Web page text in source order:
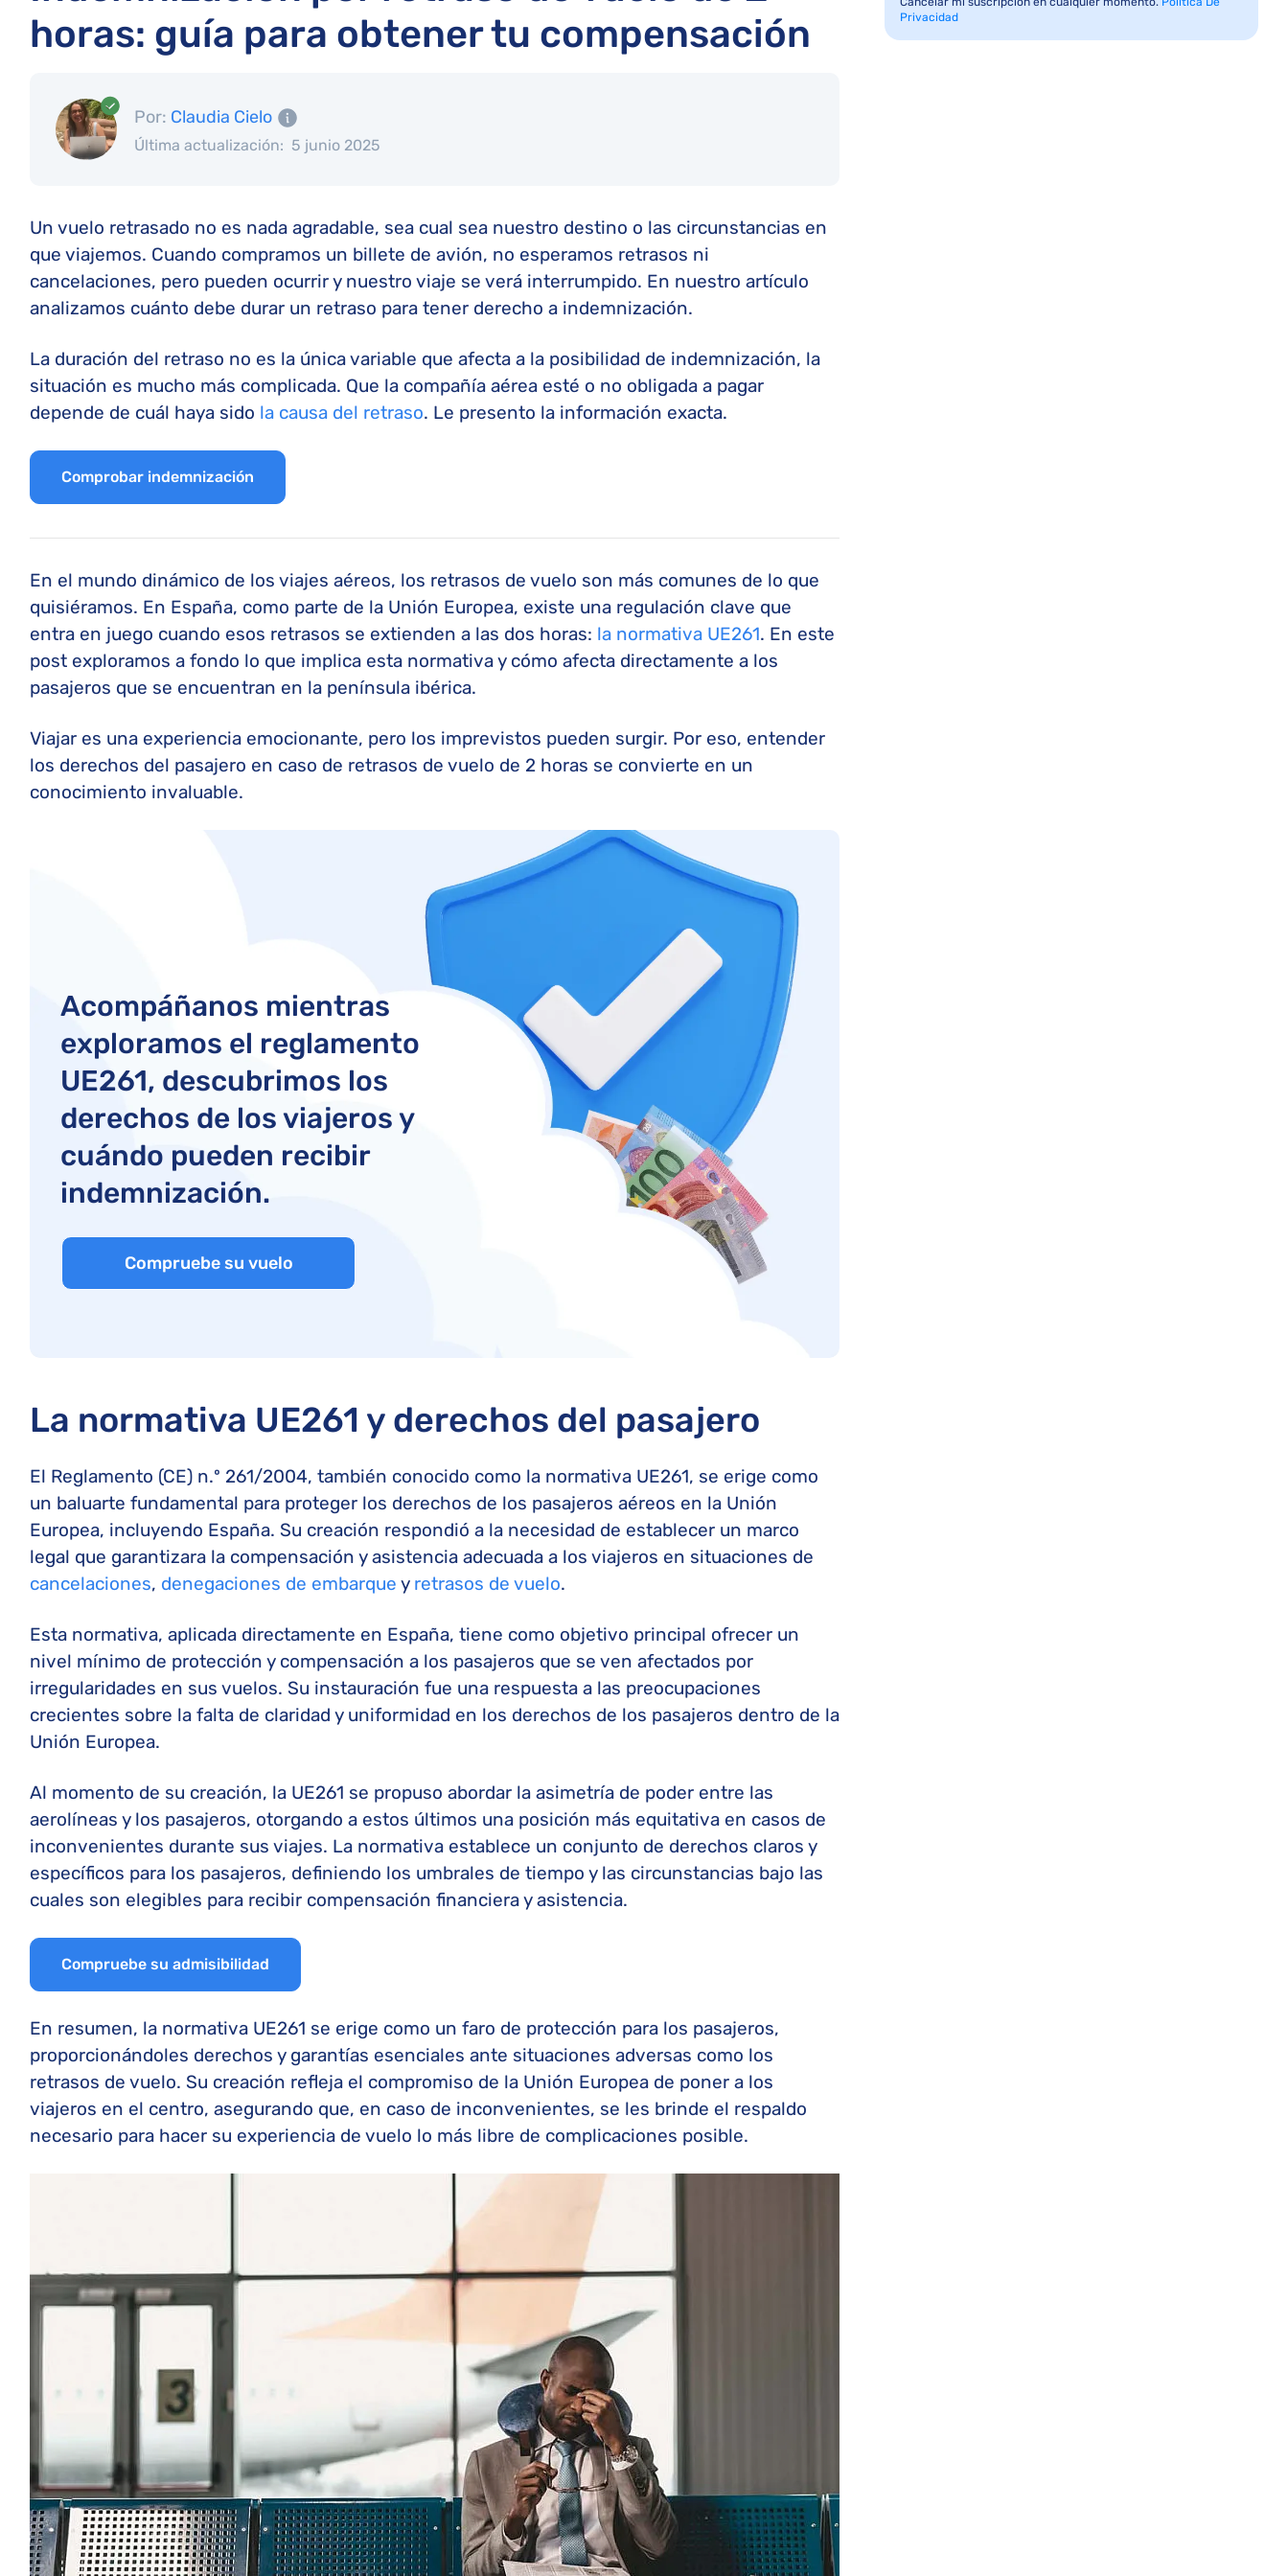
horas: guía para obtener tu compensación
Por: Claudia Cielo
Última actualización: 5 junio 2025
Un vuelo retrasado no es nada agradable, sea cual sea nuestro destino o las circunstancias en
que viajemos. Cuando compramos un billete de avión, no esperamos retrasos ni
cancelaciones, pero pueden ocurrir y nuestro viaje se verá interrumpido. En nuestro artículo
analizamos cuánto debe durar un retraso para tener derecho a indemnización.
La duración del retraso no es la única variable que afecta a la posibilidad de indemnización, la
situación es mucho más complicada. Que la compañía aérea esté o no obligada a pagar
depende de cuál haya sido la causa del retraso. Le presento la información exacta.
Comprobar indemnización
En el mundo dinámico de los viajes aéreos, los retrasos de vuelo son más comunes de lo que
quisiéramos. En España, como parte de la Unión Europea, existe una regulación clave que
entra en juego cuando esos retrasos se extienden a las dos horas: la normativa UE261. En este
post exploramos a fondo lo que implica esta normativa y cómo afecta directamente a los
pasajeros que se encuentran en la península ibérica.
Viajar es una experiencia emocionante, pero los imprevistos pueden surgir. Por eso, entender
los derechos del pasajero en caso de retrasos de vuelo de 2 horas se convierte en un
conocimiento invaluable.
Acompáñanos mientras
exploramos el reglamento
UE261, descubrimos los
derechos de los viajeros y
cuándo pueden recibir
indemnización.
Compruebe su vuelo
La normativa UE261 y derechos del pasajero
El Reglamento (CE) n.º 261/2004, también conocido como la normativa UE261, se erige como
un baluarte fundamental para proteger los derechos de los pasajeros aéreos en la Unión
Europea, incluyendo España. Su creación respondió a la necesidad de establecer un marco
legal que garantizara la compensación y asistencia adecuada a los viajeros en situaciones de
cancelaciones, denegaciones de embarque y retrasos de vuelo.
Esta normativa, aplicada directamente en España, tiene como objetivo principal ofrecer un
nivel mínimo de protección y compensación a los pasajeros que se ven afectados por
irregularidades en sus vuelos. Su instauración fue una respuesta a las preocupaciones
crecientes sobre la falta de claridad y uniformidad en los derechos de los pasajeros dentro de la
Unión Europea.
Al momento de su creación, la UE261 se propuso abordar la asimetría de poder entre las
aerolíneas y los pasajeros, otorgando a estos últimos una posición más equitativa en casos de
inconvenientes durante sus viajes. La normativa establece un conjunto de derechos claros y
específicos para los pasajeros, definiendo los umbrales de tiempo y las circunstancias bajo las
cuales son elegibles para recibir compensación financiera y asistencia.
Compruebe su admisibilidad
En resumen, la normativa UE261 se erige como un faro de protección para los pasajeros,
proporcionándoles derechos y garantías esenciales ante situaciones adversas como los
retrasos de vuelo. Su creación refleja el compromiso de la Unión Europea de poner a los
viajeros en el centro, asegurando que, en caso de inconvenientes, se les brinde el respaldo
necesario para hacer su experiencia de vuelo lo más libre de complicaciones posible.
Privacidad